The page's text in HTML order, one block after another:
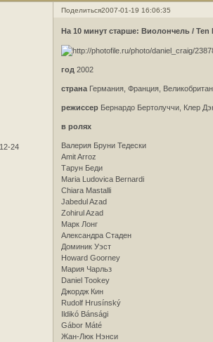
Поделиться2007-01-19 16:06:35
24
На 10 минут старше: Виолончель / Ten
год 2002
страна Германия, Франция,
режиссер Бернардо Бертолуччи, Клер
в ролях
Валерия Бруни Тедески
Amit Arroz
Тарун Беди
Maria Ludovica Bernardi
Chiara Mastalli
Jabedul Azad
Zohirul Azad
Марк Лонг
Александра Стаден
Доминик Уэст
Howard Goorney
Мария Чарльз
Daniel Tookey
Джордж Кин
Rudolf Hrusínský
Ildikó Bánsági
Gábor Máté
Жан-Люк Нэнси